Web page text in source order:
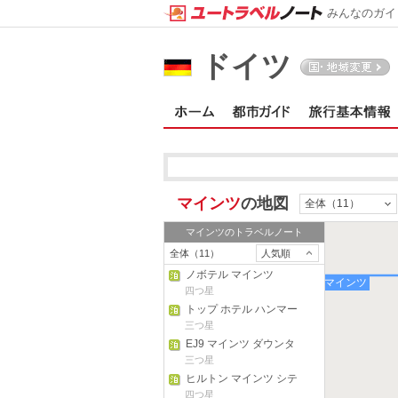
ドイツ
マインツの地図 全体（11）
マインツのトラベルノート
全体（11）
人気順
ノボテル マインツ
四つ星
トップ ホテル ハンマー
ニヒトラウハーホテル
三つ星
EJ9 マインツ ダウンタ
ウン
三つ星
ヒルトン マインツ シテ
ィ
四つ星
マインツ
みんなのガ